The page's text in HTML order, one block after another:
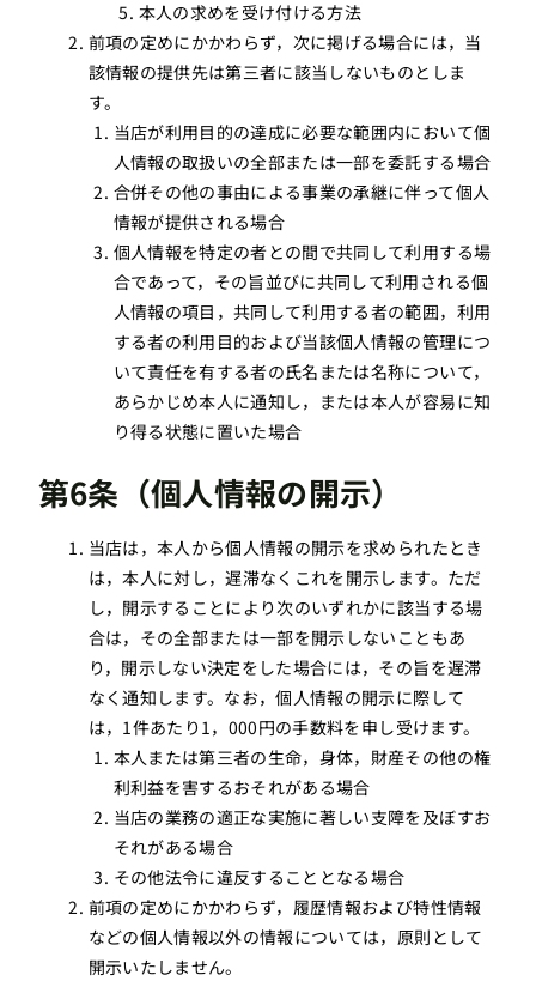
本人の求めを受け付ける方法
前項の定めにかかわらず，次に掲げる場合には，当
該情報の提供先は第三者に該当しないものとしま
す。
当店が利用目的の達成に必要な範囲内において個
人情報の取扱いの全部または一部を委託する場合
合併その他の事由による事業の承継に伴って個人
情報が提供される場合
個人情報を特定の者との間で共同して利用する場
合であって，その旨並びに共同して利用される個
人情報の項目，共同して利用する者の範囲，利用
する者の利用目的および当該個人情報の管理につ
いて責任を有する者の氏名または名称について，
あらかじめ本人に通知し，または本人が容易に知
り得る状態に置いた場合
第6条（個人情報の開示）
当店は，本人から個人情報の開示を求められたとき
は，本人に対し，遅滞なくこれを開示します。ただ
し，開示することにより次のいずれかに該当する場
合は，その全部または一部を開示しないこともあ
り，開示しない決定をした場合には，その旨を遅滞
なく通知します。なお，個人情報の開示に際して
は，1件あたり1，000円の手数料を申し受けます。
本人または第三者の生命，身体，財産その他の権
利利益を害するおそれがある場合
当店の業務の適正な実施に著しい支障を及ぼすお
それがある場合
その他法令に違反することとなる場合
前項の定めにかかわらず，履歴情報および特性情報
などの個人情報以外の情報については，原則として
開示いたしません。